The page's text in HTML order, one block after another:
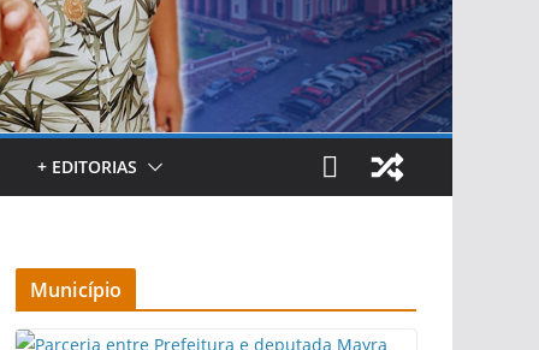
+ EDITORIAS
Município